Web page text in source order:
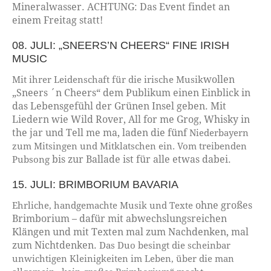
Mineralwasser. ACHTUNG: Das Event findet an
einem Freitag statt!
08. JULI: „SNEERS’N CHEERS“ FINE IRISH
MUSIC
Mit ihrer Leidenschaft für die irische Musikwollen
„Sneers ´n Cheers“ dem Publikum einen Einblick in
das Lebensgefühl der Grünen Insel geben. Mit
Liedern wie Wild Rover, All for me Grog, Whiskyin
the jar und Tell me ma, laden die fünfNiederbayern
zum Mitsingen und Mitklatschen ein. Vom treibenden
Pubsong bis zur Ballade ist für alle etwas dabei.
15. JULI: BRIMBORIUM BAVARIA
Ehrliche, handgemachte Musik und Texte ohne großes
Brimborium – dafür mit abwechslungsreichen
Klängen und mit Texten mal zum Nachdenken, mal
zum Nichtdenken. Das Duo besingt die scheinbar
unwichtigen Kleinigkeiten im Leben, über die man